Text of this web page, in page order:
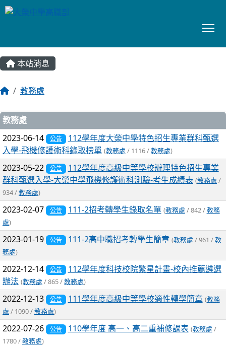
本站消息
教務處
文章列表
教務處
2023-06-14 公告
112學年度大榮中學特色招生專業群科甄選
入學-飛機修護術科錄取榜單 (教務處 / 1116 /教務處)
2023-05-22 公告
112學年度高級中等學校辦理特色招生專業
群科甄選入學-大榮中學飛機修護術科測驗-考生成績表 (教務處 /
934 /教務處)
2023-02-07 公告 111-2招考轉學生錄取名單 (教務處 / 842 /教務
處)
2023-01-19 公告 111-2高中職招考轉學生簡章 (教務處 / 961 /教
務處)
2022-12-14 公告
112學年度科技校院繁星計畫-校內推薦遴選
辦法 (教務處 / 865 /教務處)
2022-12-13 公告 111學年度高級中等學校適性轉學簡章 (教務
處 / 1090 /教務處)
2022-07-26 公告 110學年度 高一、高二重補修課表 (教務處 /
1780 /教務處)